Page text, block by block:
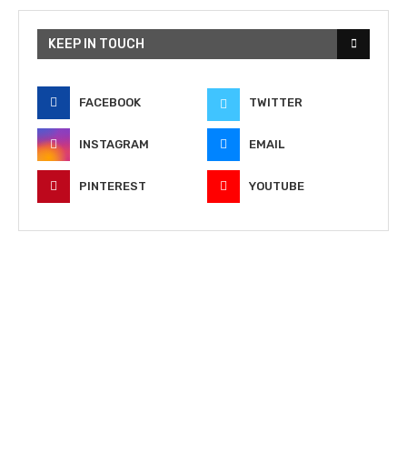
KEEP IN TOUCH
FACEBOOK TWITTER
INSTAGRAM EMAIL
PINTEREST YOUTUBE